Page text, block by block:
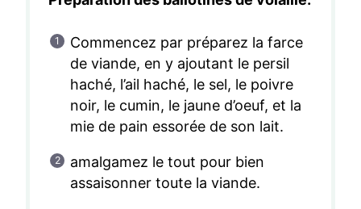
Commencez par préparez la farce
de viande, en y ajoutant le persil
haché, l’ail haché, le sel, le poivre
noir, le cumin, le jaune d’oeuf, et la
mie de pain essorée de son lait.
amalgamez le tout pour bien
assaisonner toute la viande.